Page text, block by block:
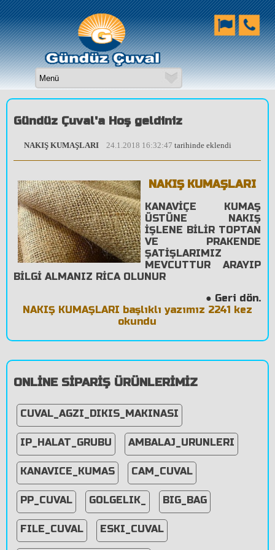
Gündüz Çuval'a Hoş geldiniz
NAKIŞ KUMAŞLARI 24.1.2018 16:32:47 tarihinde eklendi
NAKIŞ KUMAŞLARI
KANAVİÇE KUMAŞ
ÜSTÜNE NAKIŞ
İŞLENE BİLİR TOPTAN
VE PRAKENDE
ŞATİŞLARIMIZ
MEVCUTTUR ARAYIP
BİLGİ ALMANIZ RİCA OLUNUR
● Geri dön.
NAKIŞ KUMAŞLARI başlıklı yazımız 2241 kez
okundu
ONLİNE SİPARİŞ ÜRÜNLERİMİZ
CUVAL_AGZI_DIKIS_MAKINASI
IP_HALAT_GRUBU AMBALAJ_URUNLERI
KANAVICE_KUMAS CAM_CUVAL
PP_CUVAL GOLGELIK_ BIG_BAG
FILE_CUVAL ESKI_CUVAL